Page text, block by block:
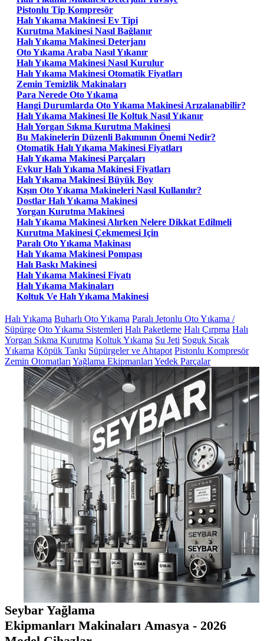
Pistonlu Tip Kompresör
Halı Yıkama Makinesi Ev Tipi
Kurutma Makinesi Nasıl Bağlanır
Halı Yıkama Makinesi Deterjanı
Oto Yıkama Araba Nasıl Yıkanır
Halı Yıkama Makinesi Nasıl Kurulur
Halı Yıkama Makinesi Otomatik Fiyatları
Zemin Temizlik Makinaları
Para Nerede Oto Yıkama
Hangi Durumlarda Oto Yıkama Makinesi Arızalanabilir?
Halı Yıkama Makinesi Ile Koltuk Nasıl Yıkanır
Halı Yorgan Sıkma Kurutma Makinesi
Bu Makinelerin Düzenli Bakımının Önemi Nedir?
Otomatik Halı Yıkama Makinesi Fiyatları
Halı Yıkama Makinesi Parçaları
Evkur Halı Yıkama Makinesi Fiyatları
Halı Yıkama Makinesi Büyük Boy
Kışın Oto Yıkama Makineleri Nasıl Kullanılır?
Dostlar Halı Yıkama Makinesi
Yorgan Kurutma Makinesi
Halı Yıkama Makinesi Alırken Nelere Dikkat Edilmeli
Kurutma Makinesi Çekmemesi Için
Paralı Oto Yıkama Makinası
Halı Yıkama Makinesi Pompası
Halı Baskı Makinesi
Halı Yıkama Makinesi Fiyatı
Halı Yıkama Makinaları
Koltuk Ve Halı Yıkama Makinesi
Halı Yıkama Buharlı Oto Yıkama Paralı Jetonlu Oto Yıkama /
Süpürge Oto Yıkama Sistemleri Halı Paketleme Halı Çırpma Halı
Yorgan Sıkma Kurutma Koltuk Yıkama Su Jeti Soguk Sıcak
Yıkama Köpük Tankı Süpürgeler ve Ahtapot Pistonlu Kompresör
Zemin Otomatları Yağlama Ekipmanları Yedek Parçalar
Seybar Yağlama
Ekipmanları Makinaları Amasya - 2026